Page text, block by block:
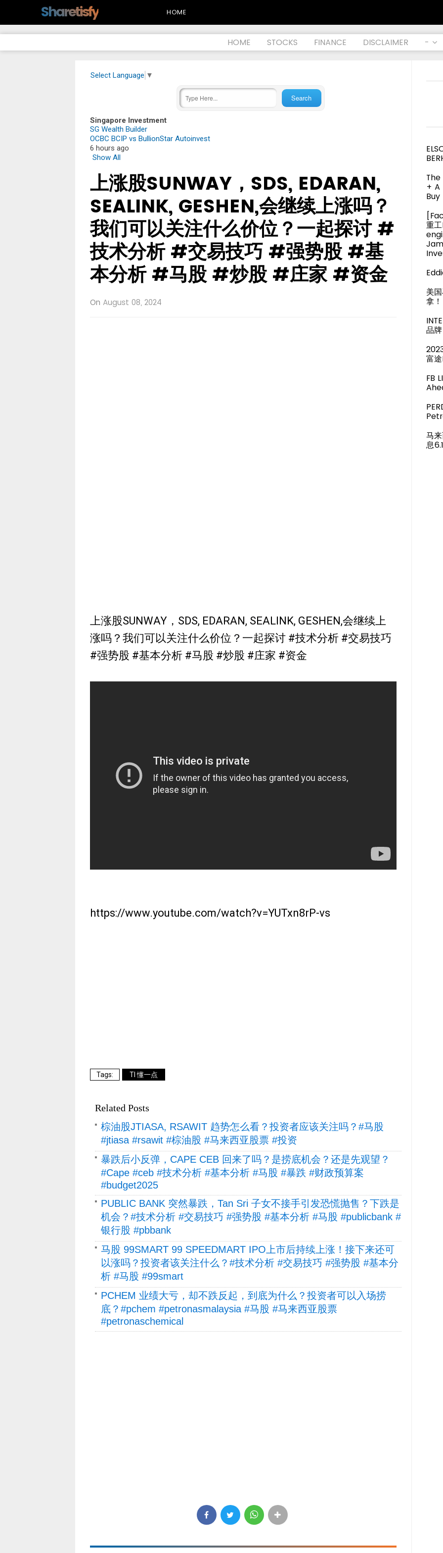
Sharetisfy HOME
HOME STOCKS FINANCE DISCLAIMER -
Select Language ▼
Singapore Investment
SG Wealth Builder
OCBC BCIP vs BullionStar Autoinvest
6 hours ago
Show All
上涨股SUNWAY，SDS, EDARAN,
SEALINK, GESHEN,会继续上涨吗？
我们可以关注什么价位？一起探讨 #
技术分析 #交易技巧 #强势股 #基
本分析 #马股 #炒股 #庄家 #资金
On August 08, 2024
上涨股SUNWAY，SDS, EDARAN, SEALINK, GESHEN,会继续上
涨吗？我们可以关注什么价位？一起探讨 #技术分析 #交易技巧
#强势股 #基本分析 #马股 #炒股 #庄家 #资金
https://www.youtube.com/watch?v=YUTxn8rP-vs
TI 懂一点
Related Posts
棕油股JTIASA, RSAWIT 趋势怎么看？投资者应该关注吗？#马股
#jtiasa #rsawit #棕油股 #马来西亚股票 #投资
暴跌后小反弹，CAPE CEB 回来了吗？是捞底机会？还是先观望？
#Cape #ceb #技术分析 #基本分析 #马股 #暴跌 #财政预算案
#budget2025
PUBLIC BANK 突然暴跌，Tan Sri 子女不接手引发恐慌抛售？下跌是
机会？#技术分析 #交易技巧 #强势股 #基本分析 #马股 #publicbank #
银行股 #pbbank
马股 99SMART 99 SPEEDMART IPO上市后持续上涨！接下来还可
以涨吗？投资者该关注什么？#技术分析 #交易技巧 #强势股 #基本分
析 #马股 #99smart
PCHEM 业绩大亏，却不跌反起，到底为什么？投资者可以入场捞
底？#pchem #petronasmalaysia #马股 #马来西亚股票
#petronaschemical
+ A
重
美
拿！
品
富
FB
马
息